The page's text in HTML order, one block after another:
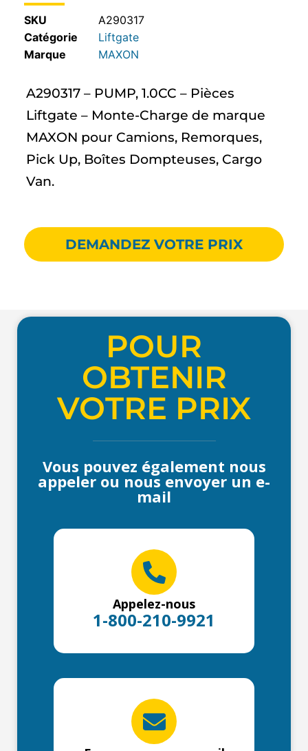
SKU
A290317
Catégorie
Liftgate
MAXON
A290317 – PUMP, 1.0CC – Pièces
Liftgate – Monte-Charge de marque
MAXON pour Camions, Remorques,
Pick Up, Boîtes Dompteuses, Cargo
Van.
DEMANDEZ VOTRE PRIX
POUR
OBTENIR
VOTRE PRIX
Vous pouvez également nous
appeler ou nous envoyer un e-
mail
Appelez-nous
1-800-210-9921